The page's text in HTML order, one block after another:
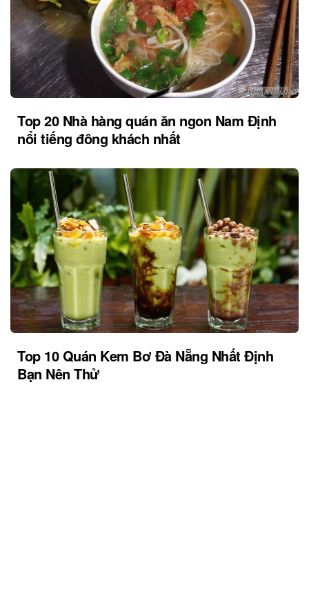
Top 20 Nhà hàng quán ăn ngon Nam Định
nổi tiếng đông khách nhất
Top 10 Quán Kem Bơ Đà Nẵng Nhất Định
Bạn Nên Thử